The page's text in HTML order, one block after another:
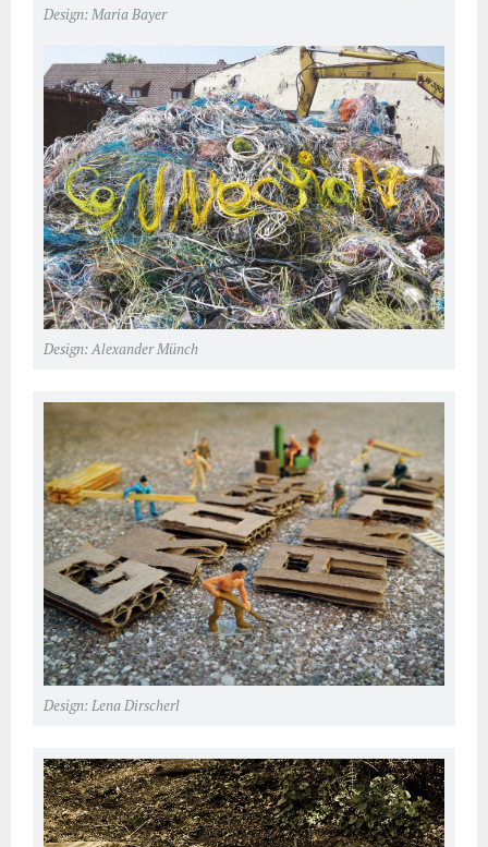
Design: Maria Bayer
Design: Alexander Münch
Design: Lena Dirscherl